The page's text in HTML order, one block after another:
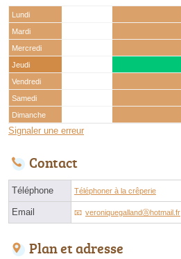
Lundi
Mardi
Mercredi
Jeudi
Vendredi
Samedi
Dimanche
Signaler une erreur
Contact
Téléphone Téléphoner à la crêperie
Email veroniquegallandⓐhotmail.fr
Plan et adresse